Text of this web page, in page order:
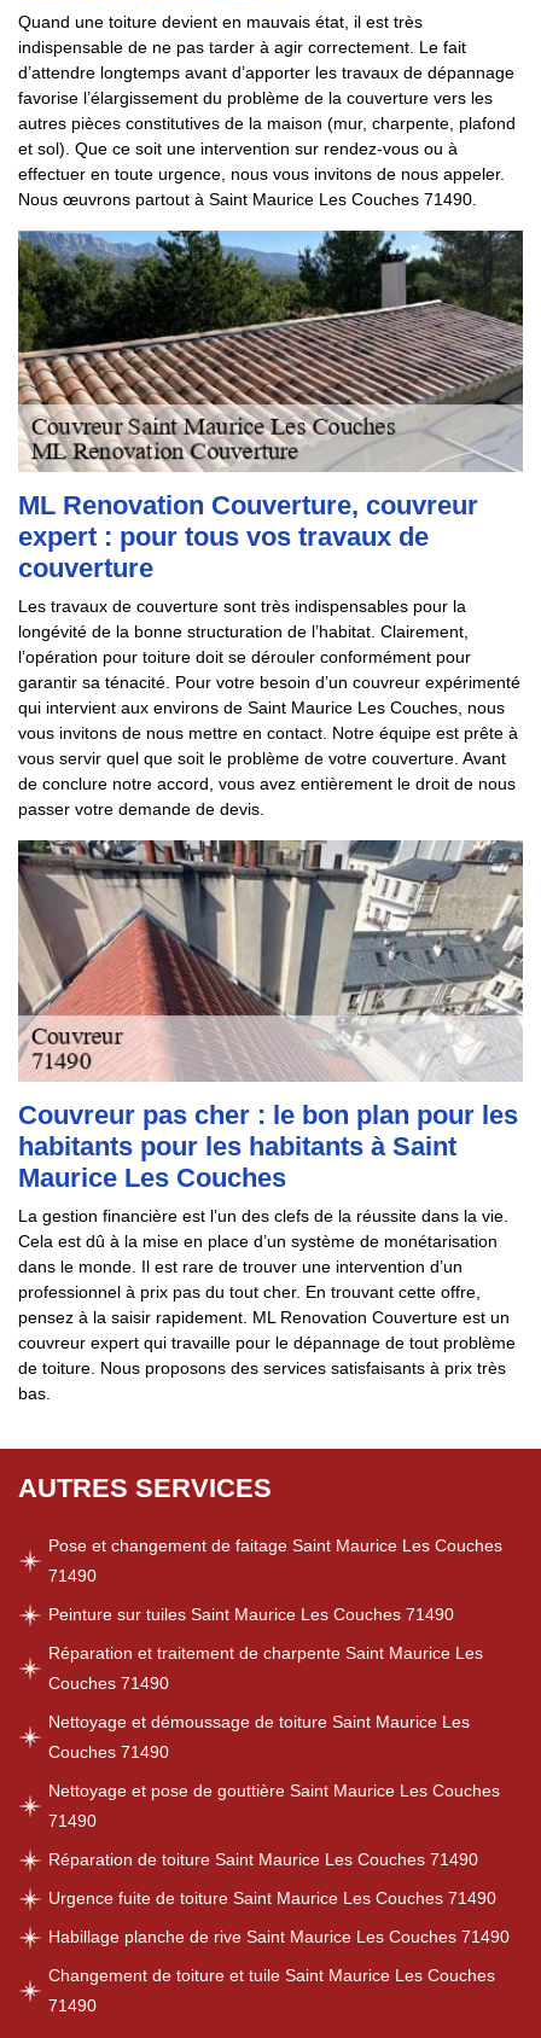
Quand une toiture devient en mauvais état, il est très
indispensable de ne pas tarder à agir correctement. Le fait
d’attendre longtemps avant d’apporter les travaux de dépannage
favorise l’élargissement du problème de la couverture vers les
autres pièces constitutives de la maison (mur, charpente, plafond
et sol). Que ce soit une intervention sur rendez-vous ou à
effectuer en toute urgence, nous vous invitons de nous appeler.
Nous œuvrons partout à Saint Maurice Les Couches 71490.
ML Renovation Couverture, couvreur
expert : pour tous vos travaux de
couverture
Les travaux de couverture sont très indispensables pour la
longévité de la bonne structuration de l’habitat. Clairement,
l’opération pour toiture doit se dérouler conformément pour
garantir sa ténacité. Pour votre besoin d’un couvreur expérimenté
qui intervient aux environs de Saint Maurice Les Couches, nous
vous invitons de nous mettre en contact. Notre équipe est prête à
vous servir quel que soit le problème de votre couverture. Avant
de conclure notre accord, vous avez entièrement le droit de nous
passer votre demande de devis.
Couvreur pas cher : le bon plan pour les
habitants pour les habitants à Saint
Maurice Les Couches
La gestion financière est l’un des clefs de la réussite dans la vie.
Cela est dû à la mise en place d’un système de monétarisation
dans le monde. Il est rare de trouver une intervention d’un
professionnel à prix pas du tout cher. En trouvant cette offre,
pensez à la saisir rapidement. ML Renovation Couverture est un
couvreur expert qui travaille pour le dépannage de tout problème
de toiture. Nous proposons des services satisfaisants à prix très
bas.
AUTRES SERVICES
Pose et changement de faitage Saint Maurice Les Couches
71490
Peinture sur tuiles Saint Maurice Les Couches 71490
Réparation et traitement de charpente Saint Maurice Les
Couches 71490
Nettoyage et démoussage de toiture Saint Maurice Les
Couches 71490
Nettoyage et pose de gouttière Saint Maurice Les Couches
71490
Réparation de toiture Saint Maurice Les Couches 71490
Urgence fuite de toiture Saint Maurice Les Couches 71490
Habillage planche de rive Saint Maurice Les Couches 71490
Changement de toiture et tuile Saint Maurice Les Couches
71490